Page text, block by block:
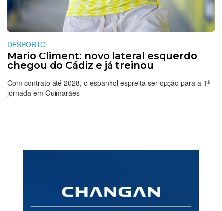
DESPORTO
Mario Climent: novo lateral esquerdo
chegou do Cádiz e já treinou
Com contrato até 2028, o espanhol espreita ser opção para a 1ª
jornada em Guimarães